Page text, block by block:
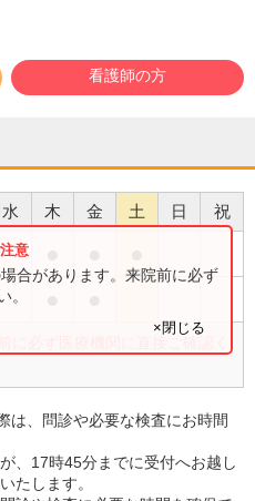
看護師の方
水 木 金 土 日 祝
に必ず医療機関に直接ご確認く
合があります。来院前に必ず
。
×閉じる
は、問診や必要な検査にお時間
、17時45分までに受付へお越し
たします。